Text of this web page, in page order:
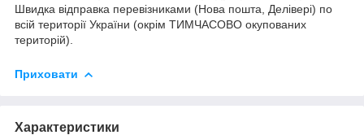
Швидка відправка перевізниками (Нова пошта, Делівері) по
всій території України (окрім ТИМЧАСОВО окупованих
територій).
Приховати
Характеристики